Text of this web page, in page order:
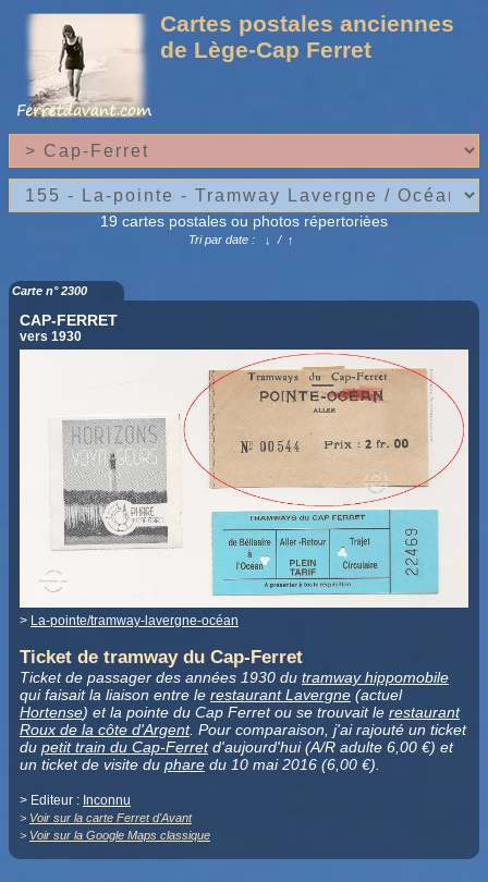
Cartes postales anciennes
de Lège-Cap Ferret
19 cartes postales ou photos répertorièes
Tri par date : ↓ /↑
Carte n° 2300
CAP-FERRET
vers 1930
> La-pointe/tramway-lavergne-océan
Ticket de tramway du Cap-Ferret
Ticket de passager des années 1930 du tramway hippomobile
qui faisait la liaison entre le restaurant Lavergne (actuel
Hortense) et la pointe du Cap Ferret ou se trouvait le restaurant
Roux de la côte d'Argent. Pour comparaison, j'ai rajouté un ticket
du petit train du Cap-Ferretd'aujourd'hui (A/R adulte 6,00 €) et
un ticket de visite du phare du 10 mai 2016 (6,00 €).
> Editeur : Inconnu
> Voir sur la carte Ferret d'Avant
> Voir sur la Google Maps classique